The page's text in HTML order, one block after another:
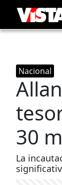
Nacional
30
La